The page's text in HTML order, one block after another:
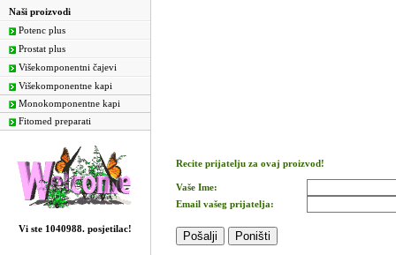
Naši proizvodi
Potenc plus
Prostat plus
Višekomponentni čajevi
Višekomponentne kapi
Monokomponentne kapi
Fitomed preparati
Vi ste 1040988. posjetilac!
Recite prijatelju za ovaj proizvod!
Vaše Ime:
Email vašeg prijatelja: